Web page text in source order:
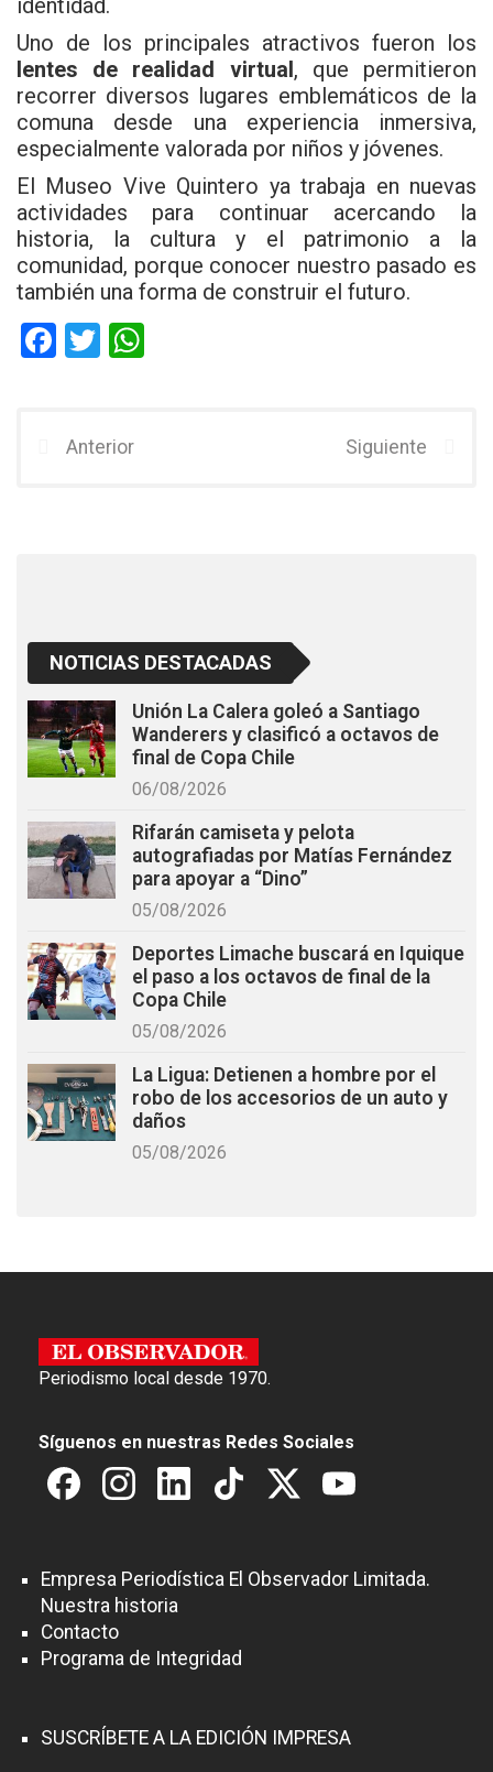
Uno de los principales atractivos fueron los
lentes de realidad virtual, que permitieron
recorrer diversos lugares emblemáticos de la
comuna desde una experiencia inmersiva,
especialmente valorada por niños y jóvenes.
El Museo Vive Quintero ya trabaja en nuevas
actividades para continuar acercando la
historia, la cultura y el patrimonio a la
comunidad, porque conocer nuestro pasado es
también una forma de construir el futuro.
F
b
T
er
Anterior Siguiente
NOTICIAS DESTACADAS
Unión La Calera goleó a Santiago
Wanderers y clasificó a octavos de
final de Copa Chile
06/08/2026
Rifarán camiseta y pelota
autografiadas por Matías Fernández
para apoyar a “Dino”
05/08/2026
Deportes Limache buscará en Iquique
el paso a los octavos de final de la
Copa Chile
05/08/2026
La Ligua: Detienen a hombre por el
robo de los accesorios de un auto y
daños
05/08/2026
Periodismo local desde 1970.
Síguenos en nuestras Redes Sociales
Empresa Periodística El Observador Limitada.
Nuestra historia
Contacto
Programa de Integridad
SUSCRÍBETE A LA EDICIÓN IMPRESA